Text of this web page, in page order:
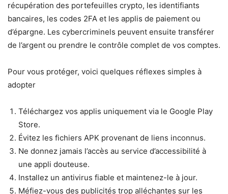
récupération des portefeuilles crypto, les identifiants
bancaires, les codes 2FA et les applis de paiement ou
d’épargne. Les cybercriminels peuvent ensuite transférer
de l’argent ou prendre le contrôle complet de vos comptes.
Pour vous protéger, voici quelques réflexes simples à
adopter
Téléchargez vos applis uniquement via le Google Play
Store.
Évitez les fichiers APK provenant de liens inconnus.
Ne donnez jamais l’accès au service d’accessibilité à
une appli douteuse.
Installez un antivirus fiable et maintenez-le à jour.
Méfiez-vous des publicités trop alléchantes sur les